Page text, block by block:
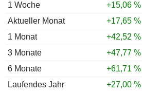
1 Woche
+15,06 %
Aktueller Monat
+17,65 %
1 Monat
+42,52 %
3 Monate
+47,77 %
6 Monate
+61,71 %
Laufendes Jahr
+27,00 %